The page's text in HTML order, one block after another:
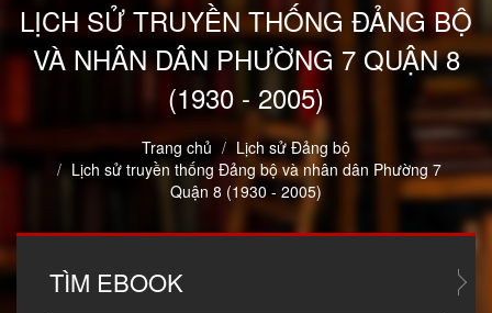
LỊCH SỬ TRUYỀN THỐNG ĐẢNG BỘ
VÀ NHÂN DÂN PHƯỜNG 7 QUẬN 8
(1930 - 2005)
Trang chủ
Lịch sử Đảng bộ
Lịch sử truyền thống Đảng bộ và nhân dân Phường 7
Quận 8 (1930 - 2005)
TÌM EBOOK